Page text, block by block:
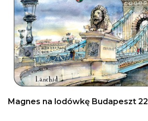
Magnes na lodówkę Budapeszt 22